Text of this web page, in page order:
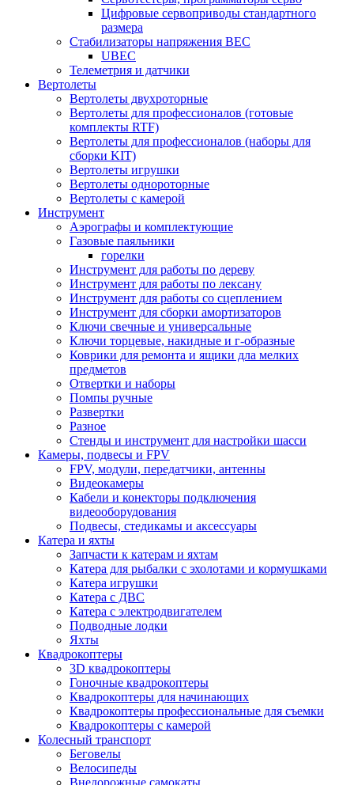
Цифровые сервоприводы стандартного
размера
Стабилизаторы напряжения BEC
UBEC
Телеметрия и датчики
Вертолеты
Вертолеты двухроторные
Вертолеты для профессионалов (готовые
комплекты RTF)
Вертолеты для профессионалов (наборы для
сборки KIT)
Вертолеты игрушки
Вертолеты однороторные
Вертолеты с камерой
Инструмент
Аэрографы и комплектующие
Газовые паяльники
горелки
Инструмент для работы по дереву
Инструмент для работы по лексану
Инструмент для работы со сцеплением
Инструмент для сборки амортизаторов
Ключи свечные и универсальные
Ключи торцевые, накидные и г-образные
Коврики для ремонта и ящики дла мелких
предметов
Отвертки и наборы
Помпы ручные
Развертки
Разное
Стенды и инструмент для настройки шасси
Камеры, подвесы и FPV
FPV, модули, передатчики, антенны
Видеокамеры
Кабели и конекторы подключения
видеооборудования
Подвесы, стедикамы и аксессуары
Катера и яхты
Запчасти к катерам и яхтам
Катера для рыбалки с эхолотами и кормушками
Катера игрушки
Катера с ДВС
Катера с электродвигателем
Подводные лодки
Яхты
Квадрокоптеры
3D квадрокоптеры
Гоночные квадрокоптеры
Квадрокоптеры для начинающих
Квадрокоптеры профессиональные для съемки
Квадрокоптеры с камерой
Колесный транспорт
Беговелы
Велосипеды
Внедорожные самокаты